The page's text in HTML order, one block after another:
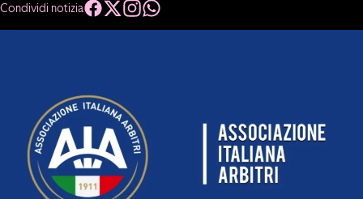
Condividi notizia